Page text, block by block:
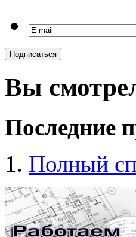
Вы
Последние
Полный